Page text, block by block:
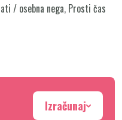
/ osebna nega, Prosti čas
Izračunaj